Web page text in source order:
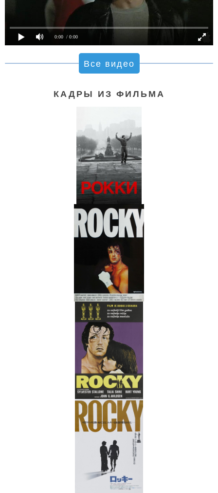
0:00 / 0:00
Все видео
КАДРЫ ИЗ ФИЛЬМА